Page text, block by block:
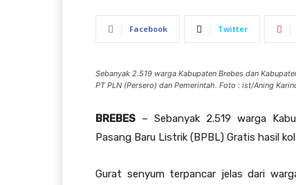
Facebook Twitter
Sebanyak 2.519 warga Kabupaten Brebes dan
PT PLN (Persero) dan Pemerintah. Foto : ist/Aning
BREBES – Sebanyak 2.519 warga
Pasang Baru Listrik (BPBL) Gratis hasil
Gurat senyum terpancar jelas dari